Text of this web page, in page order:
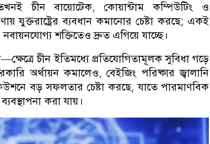
চীন বায়োটেক, কোয়ান্টাম কম্পিউটিং ও
যুক্তরাষ্ট্রের ব্যবধান কমানোর চেষ্টা করছে;একই
নবায়নযোগ্য শক্তিতেও দ্রুত এগিয়ে যাচ্ছে।
—ক্ষেত্রে চীন ইতিমধ্যে প্রতিযোগিতামূলক সুবিধা গড়ে
অর্থায়ন কমালেও,বেইজিং পরিষ্কার জ্বালানি
বড় সফলতার চেষ্টা করছে,যাতে পারমাণবিক
করা যায়।